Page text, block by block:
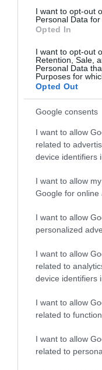
I want to opt-out
Personal Data for
Opted In
I want to opt-out
Retention, Sale,
Personal Data
Purposes for
Opted Out
Google consents
I want to allow
related to
device identifiers
I want to allow
Google for online
I want to allow
personalized
I want to allow
related to
device identifiers
I want to allow
related to
I want to allow
related to